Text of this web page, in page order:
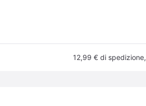
12,99 € di spedizione,